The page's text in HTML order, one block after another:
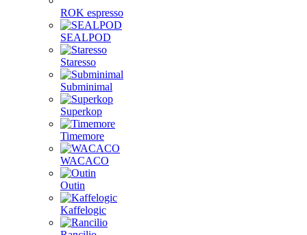
ROK espresso
SEALPOD
Staresso
Subminimal
Superkop
Timemore
WACACO
Outin
Kaffelogic